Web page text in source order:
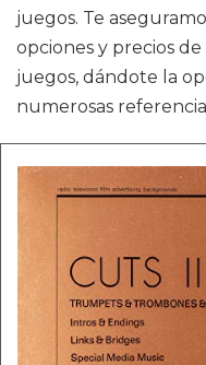
juegos. Te
opciones y precios
juegos, dándote la
numerosas